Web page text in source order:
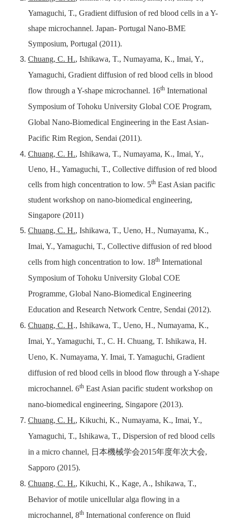
Yamaguchi, T., Gradient diffusion of red blood cells in a Y-
shape microchannel. Japan- Portugal Nano-BME
Symposium, Portugal (2011).
Chuang, C. H., Ishikawa, T., Numayama, K., Imai, Y.,
Yamaguchi, Gradient diffusion of red blood cells in blood
flow through a Y-shape microchannel. 16th International
Symposium of Tohoku University Global COE Program,
Global Nano-Biomedical Engineering in the East Asian-
Pacific Rim Region, Sendai (2011).
Chuang, C. H., Ishikawa, T., Numayama, K., Imai, Y.,
Ueno, H., Yamaguchi, T., Collective diffusion of red blood
cells from high concentration to low. 5th East Asian pacific
student workshop on nano-biomedical engineering,
Singapore (2011)
Chuang, C. H., Ishikawa, T., Ueno, H., Numayama, K.,
Imai, Y., Yamaguchi, T., Collective diffusion of red blood
cells from high concentration to low. 18th International
Symposium of Tohoku University Global COE
Programme, Global Nano-Biomedical Engineering
Education and Research Network Centre, Sendai (2012).
Chuang, C. H., Ishikawa, T., Ueno, H., Numayama, K.,
Imai, Y., Yamaguchi, T., C. H. Chuang, T. Ishikawa, H.
Ueno, K. Numayama, Y. Imai, T. Yamaguchi, Gradient
diffusion of red blood cells in blood flow through a Y-shape
microchannel. 6th East Asian pacific student workshop on
nano-biomedical engineering, Singapore (2013).
Chuang, C. H., Kikuchi, K., Numayama, K., Imai, Y.,
Yamaguchi, T., Ishikawa, T., Dispersion of red blood cells
in a micro channel, 日本機械学会2015年度年次大会,
Sapporo (2015).
Chuang, C. H., Kikuchi, K., Kage, A., Ishikawa, T.,
Behavior of motile unicellular alga flowing in a
microchannel, 8th International conference on fluid